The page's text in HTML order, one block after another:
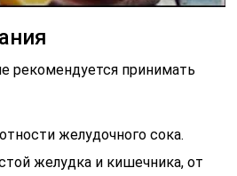
рекомендуется принимать
желудочного сока.
желудка и кишечника, от